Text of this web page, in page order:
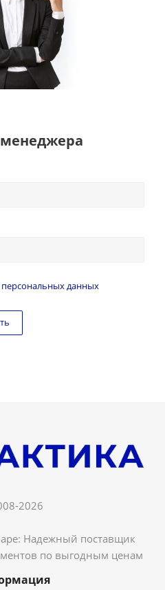
менеджера
данных
2026
Надежный поставщик
по выгодным ценам